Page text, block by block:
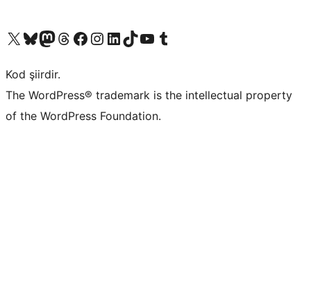
X (eski Twitter) hesabımıza bakın
Bluesky hesabımızı ziyaret edinMastodon hesabımızı ziyaret edinThreads hesabımızı ziyaret edinFacebook sayfamızı ziyaret edinInstagram hesabımızı ziyaret edinLinkedIn hesabımızı ziyaret edinTikTok hesabımızı ziyaret edinYouTube kanalımızı ziyaret edinTumblr hesabımızı ziyaret edin
Kod şiirdir.
The WordPress® trademark is the intellectual property
of the WordPress Foundation.